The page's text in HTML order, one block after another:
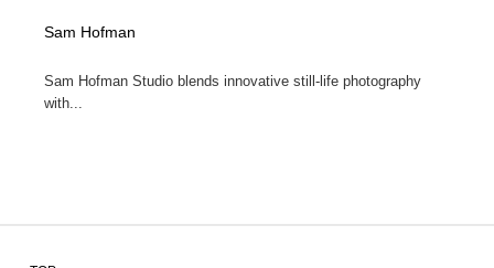
Sam Hofman
Sam Hofman Studio blends innovative still-life photography
with...